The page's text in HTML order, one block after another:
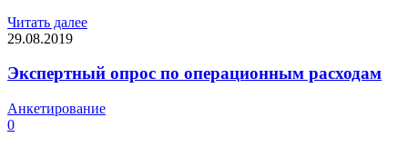
Читать далее
29.08.2019
Экспертный опрос по операционным расходам
Анкетирование
0